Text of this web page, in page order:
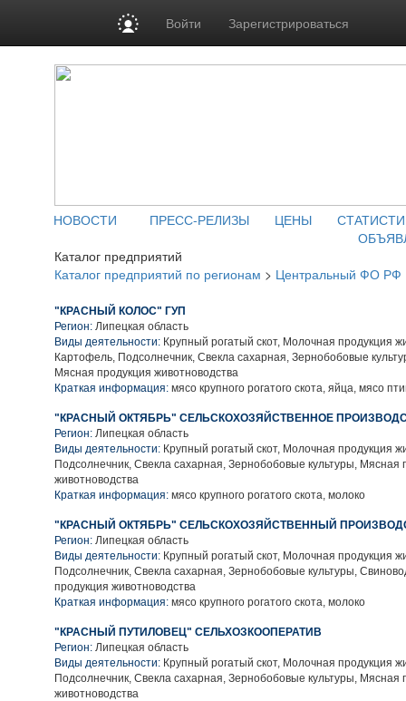
Войти Зарегистрироваться
НОВОСТИ ПРЕСС-РЕЛИЗЫ ЦЕНЫ
Каталог предприятий
Каталог предприятий по регионам > Центральный ФО РФ
"КРАСНЫЙ КОЛОС" ГУП
Регион: Липецкая область
Виды деятельности: Крупный рогатый скот, Молочная продукция
Картофель, Подсолнечник, Свекла сахарная, Зернобобовые
Мясная продукция животноводства
Краткая информация: мясо крупного рогатого скота, яйца, мясо
"КРАСНЫЙ ОКТЯБРЬ" СЕЛЬСКОХОЗЯЙСТВЕННОЕ
Регион: Липецкая область
Виды деятельности: Крупный рогатый скот, Молочная продукция
Подсолнечник, Свекла сахарная, Зернобобовые культуры, Мясная
животноводства
Краткая информация: мясо крупного рогатого скота, молоко
"КРАСНЫЙ ОКТЯБРЬ" СЕЛЬСКОХОЗЯЙСТВЕННЫЙ
Регион: Липецкая область
Виды деятельности: Крупный рогатый скот, Молочная продукция
Подсолнечник, Свекла сахарная, Зернобобовые культуры,
продукция животноводства
Краткая информация: мясо крупного рогатого скота, молоко
"КРАСНЫЙ ПУТИЛОВЕЦ" СЕЛЬХОЗКООПЕРАТИВ
Регион: Липецкая область
Виды деятельности: Крупный рогатый скот, Молочная продукция
Подсолнечник, Свекла сахарная, Зернобобовые культуры, Мясная
животноводства